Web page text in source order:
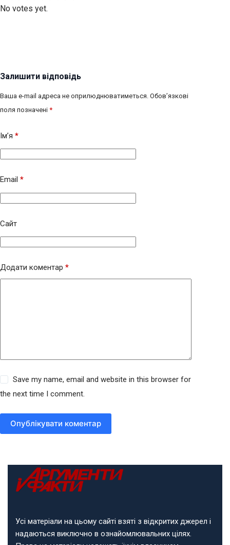
No votes yet.
Залишити відповідь
Ваша e-mail адреса не оприлюднюватиметься. Обов’язкові
поля позначені *
Ім’я *
Email *
Сайт
Додати коментар *
Save my name, email and website in this browser for
the next time I comment.
Опублікувати коментар
Усі матеріали на цьому сайті взяті з відкритих джерел і
надаються виключно в ознайомлювальних цілях.